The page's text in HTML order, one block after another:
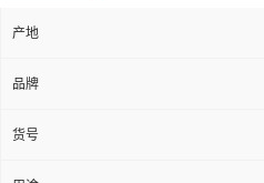
产地
品牌
货号